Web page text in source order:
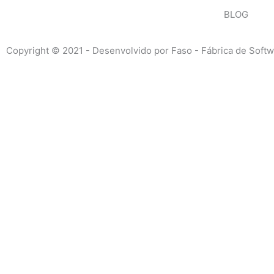
BLOG
Copyright © 2021 - Desenvolvido por Faso - Fábrica de